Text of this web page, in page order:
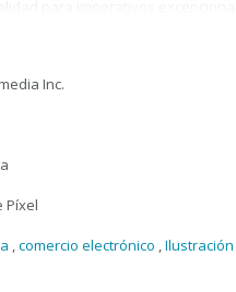
Desarrollar enérgicamente los
métodos de
la información
Promover monótonamente
Inc.
Píxel
,comercio electrónico ,Ilustración